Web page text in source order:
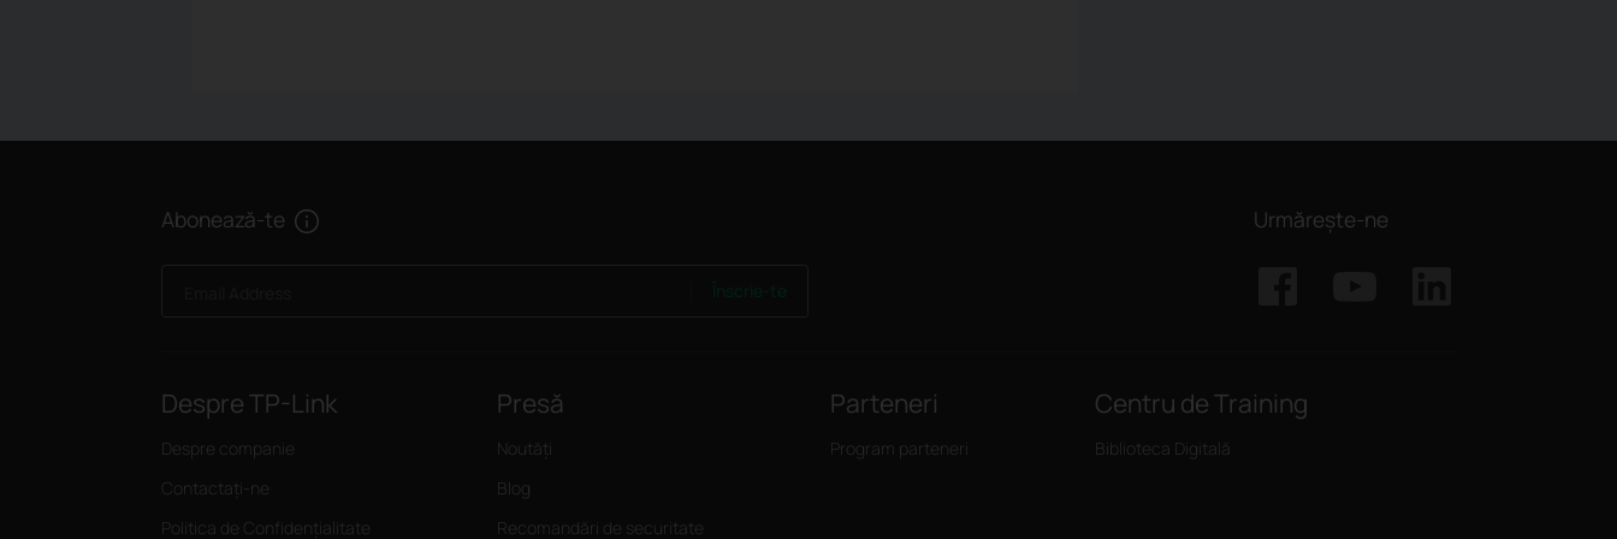
Abonează-te Urmărește-ne
Despre TP-Link
Despre companie
Contactați-ne
Politica de Confidențialitate
Presă
Noutăți
Blog
Recomandări de securitate
Parteneri
Program parteneri
Centru de Training
Biblioteca Digitală